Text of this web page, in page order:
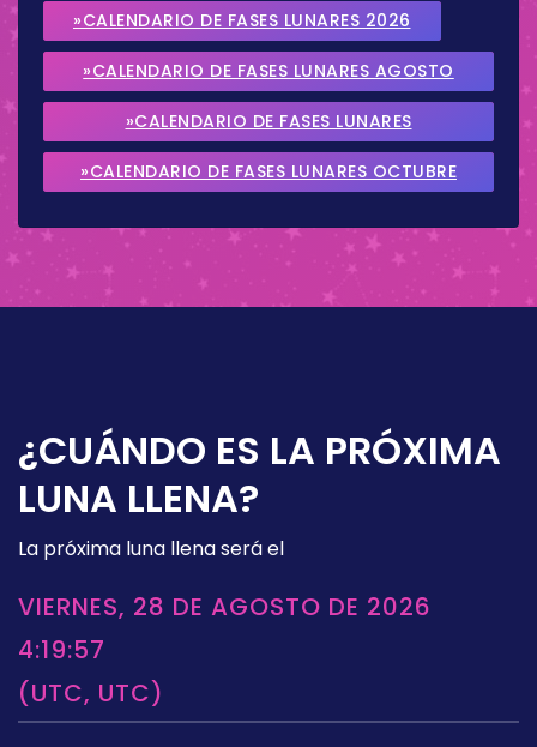
»CALENDARIO DE FASES LUNARES 2026
»CALENDARIO DE FASES LUNARES AGOSTO
2026
»CALENDARIO DE FASES LUNARES
SEPTIEMBRE 2026
»CALENDARIO DE FASES LUNARES OCTUBRE
¿CUÁNDO ES LA PRÓXIMA
LUNA LLENA?
La próxima luna llena será el
VIERNES, 28 DE AGOSTO DE 2026
4:19:57
(UTC, UTC)